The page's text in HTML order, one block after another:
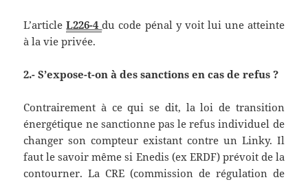
L’articleL226-4du code pénal y voit lui une atteinte
à la vie privée.
2.- S’expose-t-on à des sanctions en cas de refus ?
Contrairement à ce qui se dit, la loi de transition
énergétique ne sanctionne pas le refus individuel de
changer son compteur existant contre un Linky. Il
faut le savoir même si Enedis (ex ERDF) prévoit de la
contourner. La CRE (commission de régulation de